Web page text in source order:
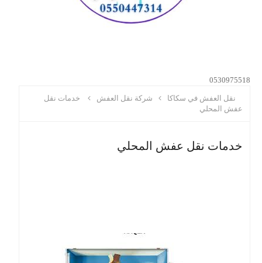
0530975518
نقل العفش في سكاكا شركة نقل العفش
خدمات نقل
عفش المحلي
خدمات نقل عفش المحلي